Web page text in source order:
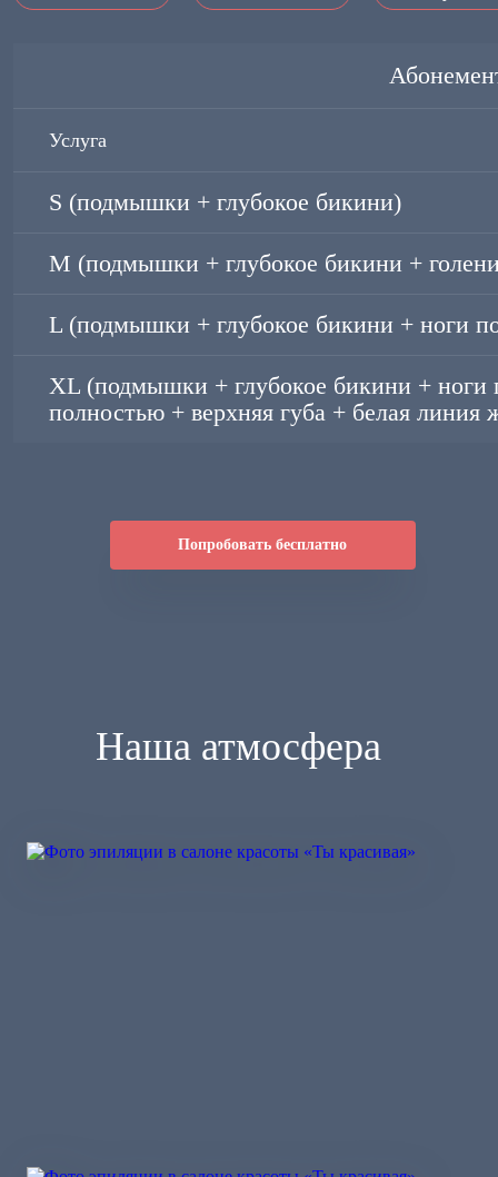
Услуга
S (подмышки + глубокое бикини)
M (подмышки + глубокое бикини +
L (подмышки + глубокое бикини + ноги
XL (подмышки + глубокое бикини + ноги
полностью + верхняя губа + белая линия
Попробовать бесплатно
Наша атмосфера